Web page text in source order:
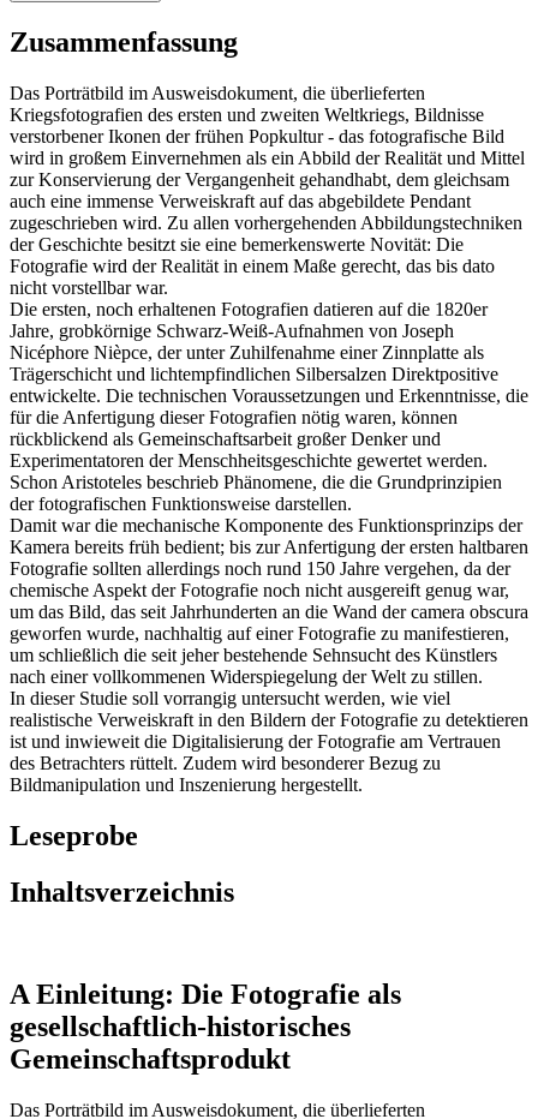
Zusammenfassung
Das Porträtbild im Ausweisdokument, die überlieferten
Kriegsfotografien des ersten und zweiten Weltkriegs, Bildnisse
verstorbener Ikonen der frühen Popkultur - das fotografische Bild
wird in großem Einvernehmen als ein Abbild der Realität und Mittel
zur Konservierung der Vergangenheit gehandhabt, dem gleichsam
auch eine immense Verweiskraft auf das abgebildete Pendant
zugeschrieben wird. Zu allen vorhergehenden Abbildungstechniken
der Geschichte besitzt sie eine bemerkenswerte Novität: Die
Fotografie wird der Realität in einem Maße gerecht, das bis dato
nicht vorstellbar war.
Die ersten, noch erhaltenen Fotografien datieren auf die 1820er
Jahre, grobkörnige Schwarz-Weiß-Aufnahmen von Joseph
Nicéphore Nièpce, der unter Zuhilfenahme einer Zinnplatte als
Trägerschicht und lichtempfindlichen Silbersalzen Direktpositive
entwickelte. Die technischen Voraussetzungen und Erkenntnisse, die
für die Anfertigung dieser Fotografien nötig waren, können
rückblickend als Gemeinschaftsarbeit großer Denker und
Experimentatoren der Menschheitsgeschichte gewertet werden.
Schon Aristoteles beschrieb Phänomene, die die Grundprinzipien
der fotografischen Funktionsweise darstellen.
Damit war die mechanische Komponente des Funktionsprinzips der
Kamera bereits früh bedient; bis zur Anfertigung der ersten haltbaren
Fotografie sollten allerdings noch rund 150 Jahre vergehen, da der
chemische Aspekt der Fotografie noch nicht ausgereift genug war,
um das Bild, das seit Jahrhunderten an die Wand der camera obscura
geworfen wurde, nachhaltig auf einer Fotografie zu manifestieren,
um schließlich die seit jeher bestehende Sehnsucht des Künstlers
nach einer vollkommenen Widerspiegelung der Welt zu stillen.
In dieser Studie soll vorrangig untersucht werden, wie viel
realistische Verweiskraft in den Bildern der Fotografie zu detektieren
ist und inwieweit die Digitalisierung der Fotografie am Vertrauen
des Betrachters rüttelt. Zudem wird besonderer Bezug zu
Leseprobe
A Einleitung: Die Fotografie als
gesellschaftlich-historisches
Gemeinschaftsprodukt